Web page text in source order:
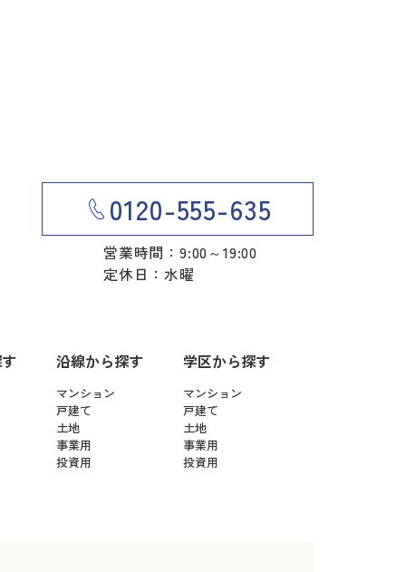
0120-555-635
営業時間：9:00～19:00
定休日：水曜
沿線から探す
マンション
戸建て
土地
事業用
投資用
学区から探す
マンション
戸建て
土地
事業用
投資用